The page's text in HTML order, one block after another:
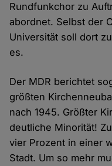
Rundfunkchor zu
abordnet. Selbst der
Universität soll dort
es.
Der MDR berichtet
größten
nach 1945. Größter
deutliche Minorität!
vier Prozent in einer
Stadt. Um so mehr